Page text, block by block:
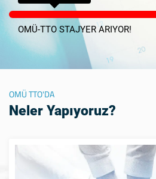
OMÜ-TTO STAJYER ARIYOR!
OMÜ TTO'DA
Neler Yapıyoruz?